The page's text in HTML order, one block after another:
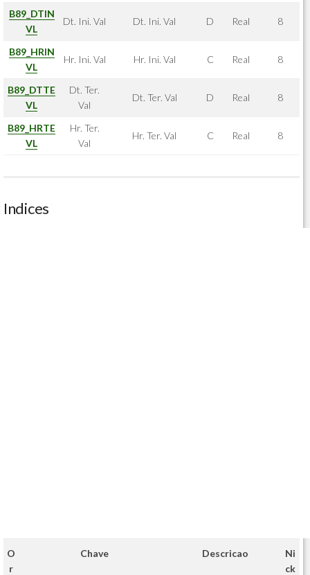
B89_DTIN
VL
Dt. Ini. Val Dt. Ini. Val D Real 8
B89_HRIN
VL
Hr. Ini. Val Hr. Ini. Val C Real 8
B89_DTTE
VL
Dt. Ter.
Val
Dt. Ter. Val D Real 8
B89_HRTE
VL
Hr. Ter.
Val
Hr. Ter. Val C Real 8
Indices
O
r
Chave Descricao
Ni
ck